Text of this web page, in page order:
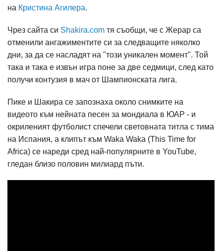
на Кристина Агилера.
Чрез сайта си Shakira.com тя съобщи, че с Жерар са
отменили ангажиментите си за следващите няколко
дни, за да се насладят на "този уникален момент". Той
така и така е извън игра поне за две седмици, след като
получи контузия в мач от Шампионската лига.
Пике и Шакира се запознаха около снимките на
видеото към нейната песен за мондиала в ЮАР - и
окриленият футболист спечели световната титла с тима
на Испания, а клипът към Waka Waka (This Time for
Africa) се нареди сред най-популярните в YouTube,
гледан близо половин милиард пъти.